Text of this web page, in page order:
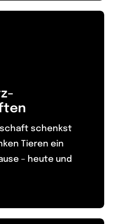
schenkst
Tieren ein
– heute und